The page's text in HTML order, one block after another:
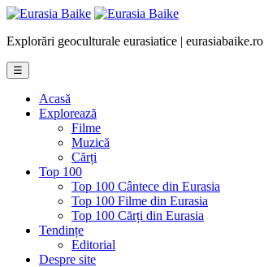
Explorări geoculturale eurasiatice | eurasiabaike.ro
☰
Acasă
Explorează
Filme
Muzică
Cărți
Top 100
Top 100 Cântece din Eurasia
Top 100 Filme din Eurasia
Top 100 Cărți din Eurasia
Tendințe
Editorial
Despre site